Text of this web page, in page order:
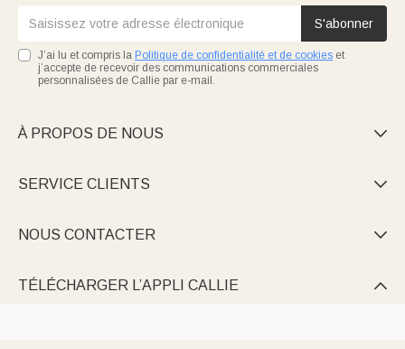
S'abonner
J’ai lu et compris la Politique de confidentialité et de cookies et
j’accepte de recevoir des communications commerciales
personnalisées de Callie par e-mail.
À PROPOS DE NOUS 
SERVICE CLIENTS 
NOUS CONTACTER 
TÉLÉCHARGER L’APPLI CALLIE 